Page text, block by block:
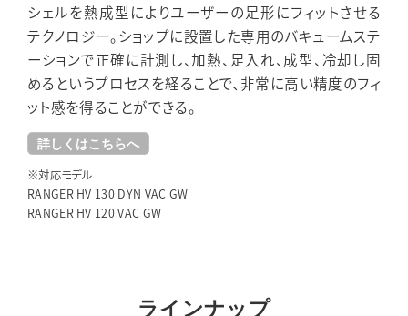
シェルを熱成型によりユーザーの足形にフィットさせる
テクノロジー。ショップに設置した専用のバキュームステ
ーションで正確に計測し、加熱、足入れ、成型、冷却し固
めるというプロセスを経ることで、非常に高い精度のフィ
ット感を得ることができる。
詳しくはこちらへ
※対応モデル
RANGER HV 130 DYN VAC GW
RANGER HV 120 VAC GW
ラインナップ